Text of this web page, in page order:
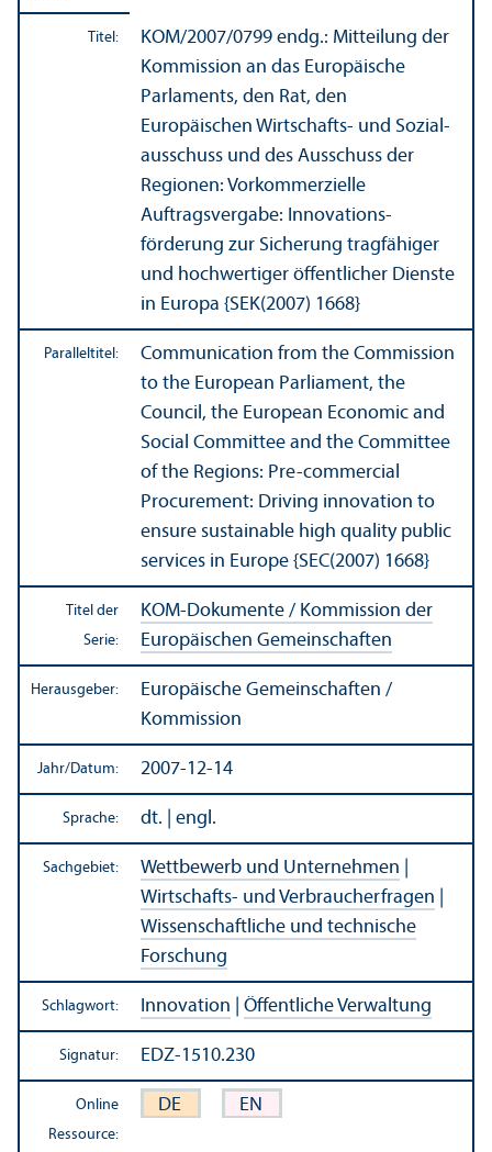
Titel: KOM/2007/0799 endg.: Mitteilung der
Kommission an das Europäische
Parlaments, den Rat, den
Europäischen Wirtschafts- und Sozial­
ausschuss und des Ausschuss der
Regionen: Vorkommerzielle
Auftragsvergabe: Innovations­
förderung zur Sicherung trag­fähiger
und hochwertiger öffentlicher Dienste
in Europa {SEK(2007) 1668}
Paralleltitel:
Communication from the Commission
to the European Parliament, the
Council, the European Economic and
Social Committee and the Committee
of the Regions: Pre-commercial
Procurement: Driving innovation to
ensure sustainable high quality public
services in Europe {SEC(2007) 1668}
Titel der
Serie:
KOM-Dokumente / Kommission der
Europäischen Gemeinschaften
Herausgeber:
Europäische Gemeinschaften /
Kommission
Jahr/Datum: 2007-12-14
Sprache: dt. | engl.
Sachgebiet: Wettbewerb und Unter­nehmen
Wirtschafts- und Verbraucherfragen
Wissenschaft­liche und technische
Forschung
Schlagwort: Innovation Öffentliche Verwaltung
Signatur: EDZ-1510.230
Online
Ressource:
DE EN